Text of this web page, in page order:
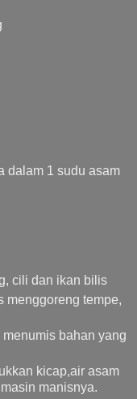
dalam 1 sudu asam
cili dan ikan bilis
menggoreng tempe,
bahan yang
kicap,air asam
manisnya.